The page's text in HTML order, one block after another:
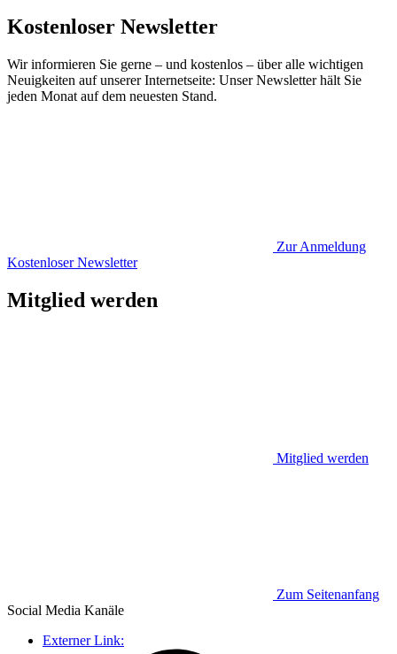
Kostenloser Newsletter
Wir informieren Sie gerne – und kostenlos – über alle wichtigen
Neuigkeiten auf unserer Internetseite: Unser Newsletter hält Sie
jeden Monat auf dem neuesten Stand.
Zur Anmeldung
Kostenloser Newsletter
Mitglied werden
Mitglied werden
Zum Seitenanfang
Social Media Kanäle
Externer Link: